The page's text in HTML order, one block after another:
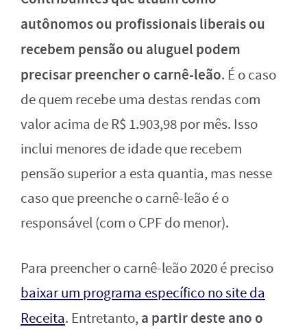
autônomos ou profissionais liberais ou
recebem pensão ou aluguel podem
precisar preencher o carnê-leão. É o caso
de quem recebe uma destas rendas com
valor acima de R$ 1.903,98 por mês. Isso
inclui menores de idade que recebem
pensão superior a esta quantia, mas nesse
caso que preenche o carnê-leão é o
responsável (com o CPF do menor).
Para preencher o carnê-leão 2020 é preciso
baixar um programa específico no site da
Receita. Entretanto, a partir deste ano o